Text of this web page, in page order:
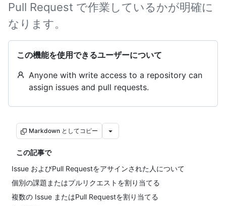
Pull Request で作業しているかが明確に
なります。
この機能を使用できるユーザーについて
Anyone with write access to a repository can
assign issues and pull requests.
Markdown としてコピー
この記事で
Issue およびPull Requestをアサインされた人について
個別の課題またはプルリクエストを割り当てる
複数の Issue またはPull Requestを割り当てる